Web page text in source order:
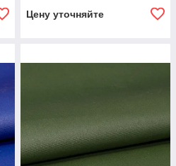
Цену уточняйте